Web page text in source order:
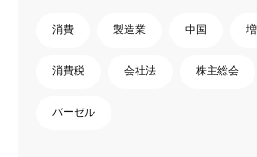
消費 製造業 中国
消費税 会社法 株主総会
バーゼル